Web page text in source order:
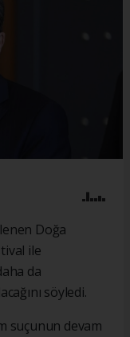
Doğa
ile
da
söyledi.
suçunun devam